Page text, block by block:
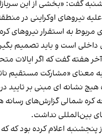
گفت: «بخشی از این
نیروهای اوکراینی در
مربوط به استقرار نیروهای
است و باید تصمیم
هفته گفت که اگر ایالات
به معنای «مشارکت مستقیم
هیچ نشانه ای مبنی بر
کره شمالی گزارش‌های رسانه
بین‌‍المللی نداشت.
پنجشنبه اعلام کرده بود